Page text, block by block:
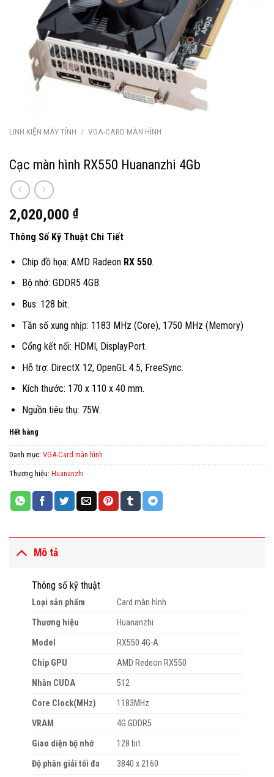
LINH KIỆN MÁY TÍNH / VGA-CARD MÀN HÌNH
Cạc màn hình RX550 Huananzhi 4Gb
2,020,000 ₫
Thông Số Kỹ Thuật Chi Tiết
Chip đồ họa: AMD Radeon RX 550.
Bộ nhớ: GDDR5 4GB.
Bus: 128 bit.
Tần số xung nhịp: 1183 MHz (Core), 1750 MHz (Memory)
Cổng kết nối: HDMI, DisplayPort.
Hỗ trợ: DirectX 12, OpenGL 4.5, FreeSync.
Kích thước: 170 x 110 x 40 mm.
Nguồn tiêu thụ: 75W.
Hết hàng
Danh mục: VGA-Card màn hình
Thương hiệu: Huananzhi
Mô tả
Thông số kỹ thuật
Loại sản phẩm
Card màn hình
Thương hiệu
Huananzhi
Model
RX550 4G-A
Chip GPU
AMD Redeon RX550
Nhân CUDA
512
Core Clock(MHz)
1183MHz
VRAM
4G GDDR5
Giao diện bộ nhớ
128 bit
Độ phân giải tối đa
3840 x 2160